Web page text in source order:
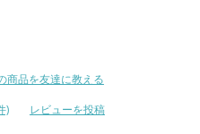
商品を友達に教える
) レビューを投稿